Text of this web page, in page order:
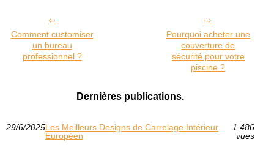
Comment customiser
un bureau
professionnel ?
Pourquoi acheter une
couverture de
sécurité pour votre
piscine ?
Dernières publications.
29/6/2025Les Meilleurs Designs de Carrelage Intérieur
Européen
1 486
vues